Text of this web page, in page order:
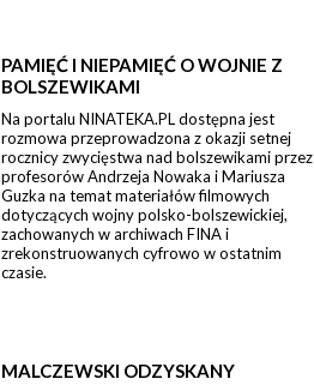
PAMIĘĆ I NIEPAMIĘĆ O WOJNIE Z
BOLSZEWIKAMI
Na portalu NINATEKA.PL dostępna jest
rozmowa przeprowadzona z okazji setnej
rocznicy zwycięstwa nad bolszewikami przez
profesorów Andrzeja Nowaka i Mariusza
Guzka na temat materiałów filmowych
dotyczących wojny polsko-bolszewickiej,
zachowanych w archiwach FINA i
zrekonstruowanych cyfrowo w ostatnim
czasie.
MALCZEWSKI ODZYSKANY